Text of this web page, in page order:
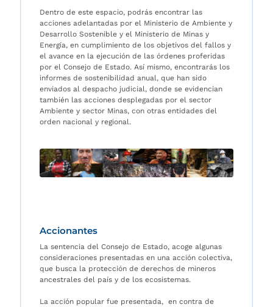
Dentro de este espacio, podrás encontrar las
acciones adelantadas por el Ministerio de Ambiente y
Desarrollo Sostenible y el Ministerio de Minas y
Energía, en cumplimiento de los objetivos del fallos y
el avance en la ejecución de las órdenes proferidas
por el Consejo de Estado. Así mismo, encontrarás los
informes de sostenibilidad anual, que han sido
enviados al despacho judicial, donde se evidencian
también las acciones desplegadas por el sector
Ambiente y sector Minas, con otras entidades del
orden nacional y regional.
Accionantes
La sentencia del Consejo de Estado, acoge algunas
consideraciones presentadas en una acción colectiva,
que busca la protección de derechos de mineros
ancestrales del país y de los ecosistemas.
La acción popular fue presentada, en contra de